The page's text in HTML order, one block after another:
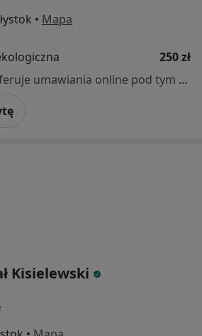
• Mapa
250 zł
Specjalista nie oferuje umawiania online pod tym adresem.
Kisielewski